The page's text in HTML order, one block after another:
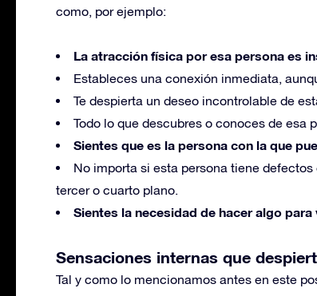
como, por ejemplo:
La atracción física por esa persona es
Estableces una conexión inmediata,
Te despierta un deseo incontrolable de
Todo lo que descubres o conoces de esa
Sientes que es la persona con la que
No importa si esta persona tiene
tercer o cuarto plano.
Sientes la necesidad de hacer algo para
Sensaciones internas que
Tal y como lo mencionamos antes en este